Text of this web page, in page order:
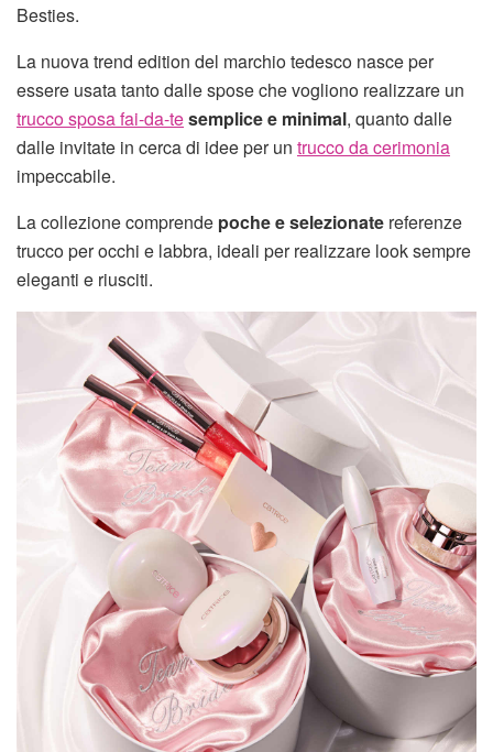
Besties.
La nuova trend edition del marchio tedesco nasce per
essere usata tanto dalle spose che vogliono realizzare un
trucco sposa fai-da-tesemplice e minimal, quanto dalle
dalle invitate in cerca di idee per un trucco da cerimonia
impeccabile.
La collezione comprende poche e selezionate referenze
trucco per occhi e labbra, ideali per realizzare look sempre
eleganti e riusciti.